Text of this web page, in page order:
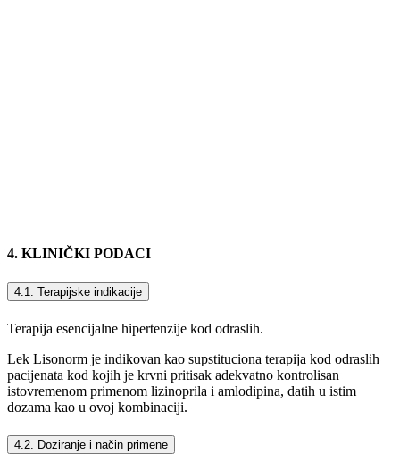
4. KLINIČKI PODACI
4.1. Terapijske indikacije
Terapija esencijalne hipertenzije kod odraslih.
Lek Lisonorm je indikovan kao supstituciona terapija kod odraslih
pacijenata kod kojih je krvni pritisak adekvatno kontrolisan
istovremenom primenom lizinoprila i amlodipina, datih u istim
dozama kao u ovoj kombinaciji.
4.2. Doziranje i način primene